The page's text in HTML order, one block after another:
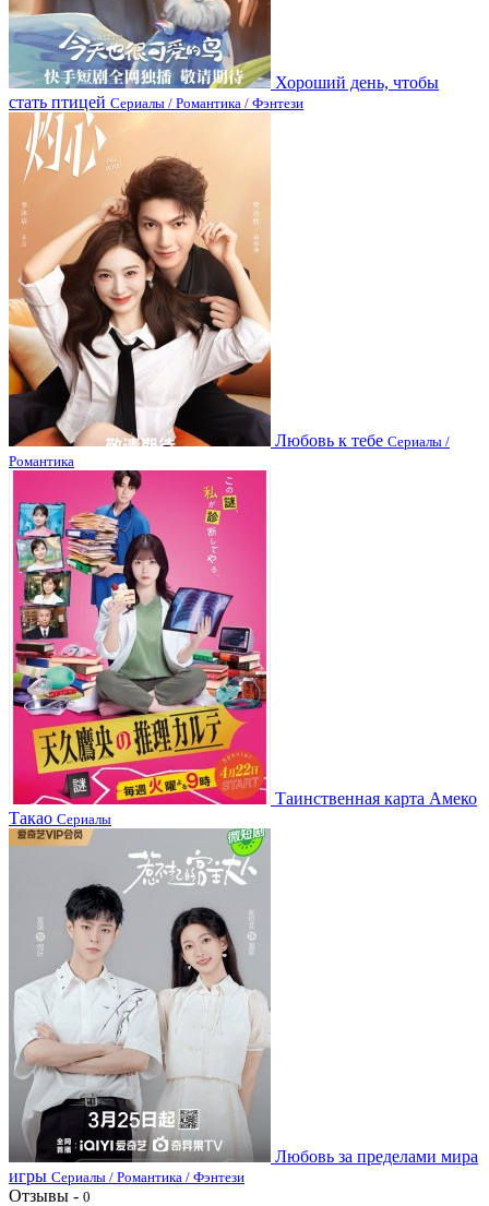
Хороший день, чтобы
стать птицей Сериалы / Романтика / Фэнтези
Любовь к тебе Сериалы /
Романтика
Таинственная карта Амеко
Такао Сериалы
Любовь за пределами мира
игры Сериалы / Романтика / Фэнтези
Отзывы - 0